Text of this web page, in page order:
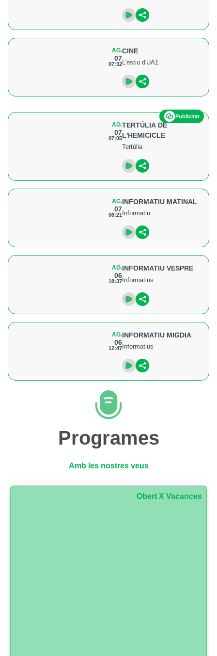
AG.
07
07:32
CINE
L'estiu d'UA1
Publicitat
AG.
07
07:05
TERTÚLIA DE
L'HEMICICLE
Tertúlia
AG.
07
06:21
INFORMATIU MATINAL
Informatiu
AG.
06
18:37
INFORMATIU VESPRE
Informatius
AG.
06
12:47
INFORMATIU MIGDIA
Informatius
Programes
Amb les nostres veus
Obert X Vacances